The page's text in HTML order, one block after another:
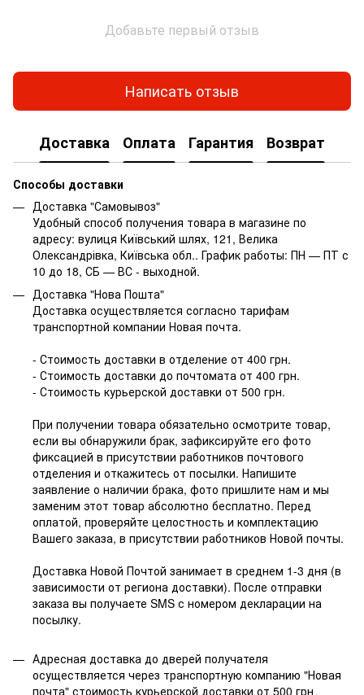
Добавьте первый отзыв
Написать отзыв
Доставка Оплата Гарантия Возврат
Способы доставки
Доставка "Самовывоз"
Удобный способ получения товара в магазине по
адресу: вулиця Київський шлях, 121, Велика
Олександрівка, Київська обл.. График работы: ПН — ПТ с
10 до 18, СБ — ВС - выходной.
Доставка "Нова Пошта"
Доставка осуществляется согласно тарифам
транспортной компании Новая почта.
- Стоимость доставки в отделение от 400 грн.
- Стоимость доставки до почтомата от 400 грн.
- Стоимость курьерской доставки от 500 грн.
При получении товара обязательно осмотрите товар,
если вы обнаружили брак, зафиксируйте его фото
фиксацией в присутствии работников почтового
отделения и откажитесь от посылки. Напишите
заявление о наличии брака, фото пришлите нам и мы
заменим этот товар абсолютно бесплатно. Перед
оплатой, проверяйте целостность и комплектацию
Вашего заказа, в присутствии работников Новой почты.
Доставка Новой Почтой занимает в среднем 1-3 дня (в
зависимости от региона доставки). После отправки
заказа вы получаете SMS с номером декларации на
посылку.
Адресная доставка до дверей получателя
осуществляется через транспортную компанию "Новая
почта" стоимость курьерской доставки от 500 грн